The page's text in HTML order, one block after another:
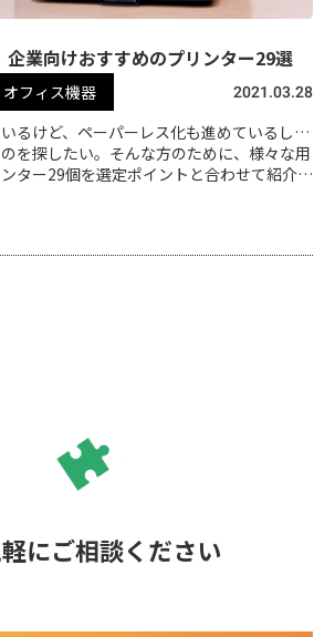
企業向けおすすめのプリンター29選
オフィス機器 2021.03.28
るけど、ペーパーレス化も進めているし…
を探したい。そんな方のために、様々な用
ター29個を選定ポイントと合わせて紹介し
にご相談ください